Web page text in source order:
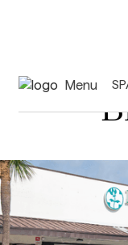
Menu